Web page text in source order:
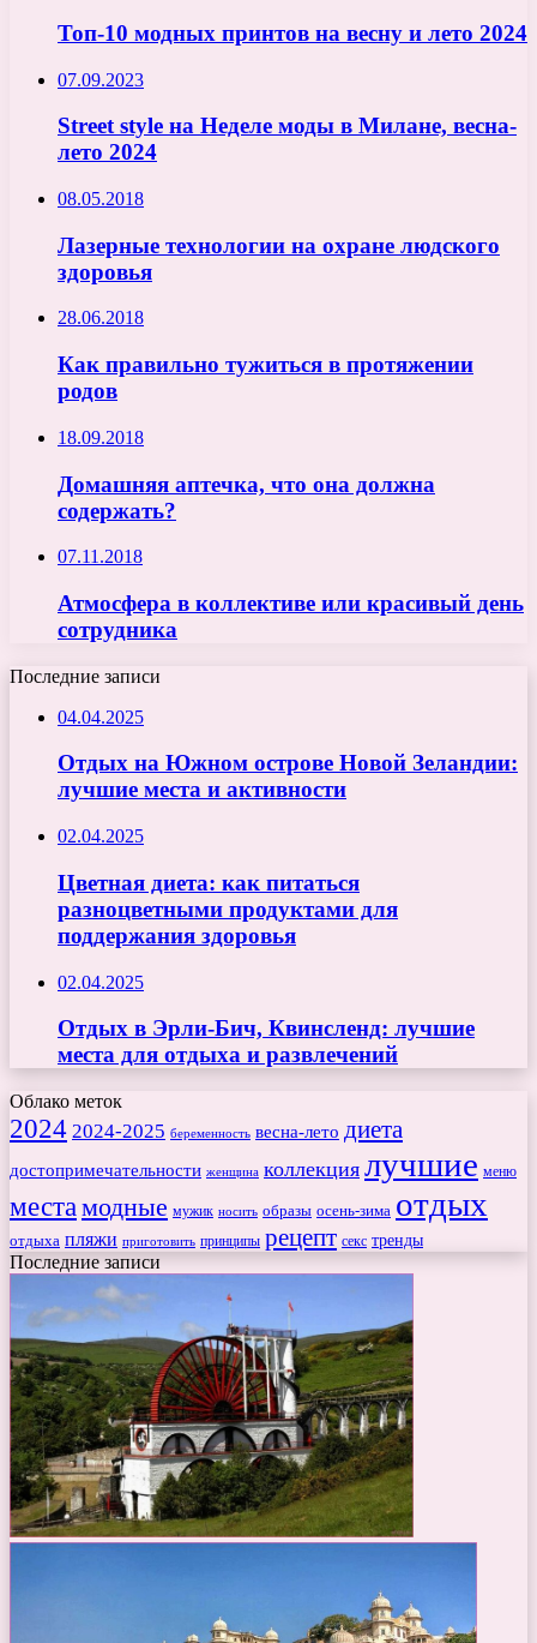
Топ-10 модных принтов на весну и лето 2024
07.09.2023
Street style на Неделе моды в Милане, весна-
лето 2024
08.05.2018
Лазерные технологии на охране людского
здоровья
28.06.2018
Как правильно тужиться в протяжении
родов
18.09.2018
Домашняя аптечка, что она должна
содержать?
07.11.2018
Атмосфера в коллективе или красивый день
сотрудника
Последние записи
04.04.2025
Отдых на Южном острове Новой Зеландии:
лучшие места и активности
02.04.2025
Цветная диета: как питаться
разноцветными продуктами для
поддержания здоровья
02.04.2025
Отдых в Эрли-Бич, Квинсленд: лучшие
места для отдыха и развлечений
Облако меток
2024 2024-2025 беременность весна-лето диета
достопримечательности женщина коллекция лучшие меню
места модные мужик носить образы осень-зима отдых
отдыха пляжи приготовить принципы рецепт секс тренды
Последние записи